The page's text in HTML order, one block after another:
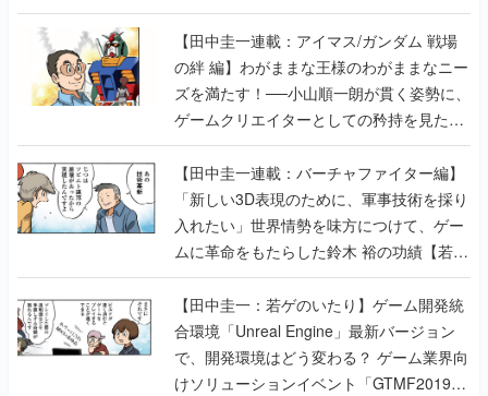
【田中圭一連載：アイマス/ガンダム 戦場
の絆 編】わがままな王様のわがままなニー
ズを満たす！──小山順一朗が貫く姿勢に、
ゲームクリエイターとしての矜持を見た
【若ゲのいたり最終回】
【田中圭一連載：バーチャファイター編】
「新しい3D表現のために、軍事技術を採り
入れたい」世界情勢を味方につけて、ゲー
ムに革命をもたらした鈴木 裕の功績【若ゲ
のいたり】
【田中圭一：若ゲのいたり】ゲーム開発統
合環境「Unreal Engine」最新バージョン
で、開発環境はどう変わる？ ゲーム業界向
けソリューションイベント「GTMF2019」